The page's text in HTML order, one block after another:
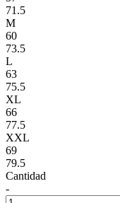
71.5
M
60
73.5
L
63
75.5
XL
66
77.5
XXL
69
79.5
Cantidad
-